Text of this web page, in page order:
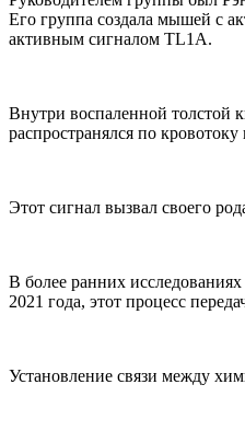
Его группа создала мышей с
активным сигналом TL1A.
Внутри воспаленной толстой
распространялся по
Этот сигнал вызвал своего
В более ранних
2021 года, этот процесс
Установление связи между